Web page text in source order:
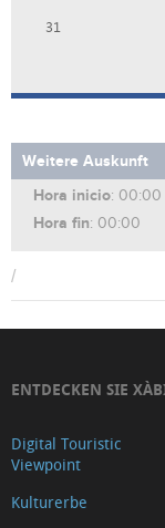
31
Weitere Auskunft
Hora inicio: 00:00
Hora fin: 00:00
/
ENTDECKEN SIE
Digital Touristic
Viewpoint
Kulturerbe